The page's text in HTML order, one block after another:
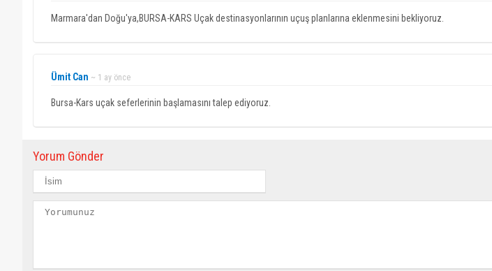
Marmara'dan Doğu'ya,BURSA-KARS Uçak destinasyonlarının uçuş planlarına eklenmesini bekliyoruz.
Ümit Can ~ 1 ay önce
Bursa-Kars uçak seferlerinin başlamasını talep ediyoruz.
Yorum Gönder